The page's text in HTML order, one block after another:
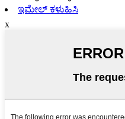
ಇಮೇಲ್ ಕಳುಹಿಸಿ
x